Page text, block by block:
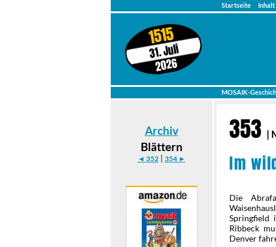
Startseite Inhalt
1515
31. Juli
2026
MOSAIK-
Archiv
Blättern
◄ 352| 354 ►
353 |
Im
Die
Springfield
Ribbeck
Denver